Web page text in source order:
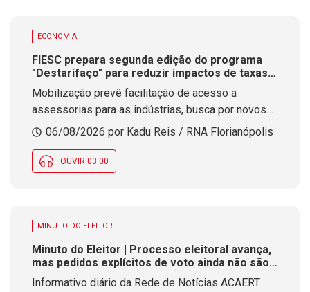
ECONOMIA
FIESC prepara segunda edição do programa
"Destarifaço" para reduzir impactos de taxas
dos EUA nas empresas de SC
Mobilização prevê facilitação de acesso a
assessorias para as indústrias, busca por novos
mercados, estímulo à diplomacia empresarial e
06/08/2026 por Kadu Reis / RNA Florianópolis
OUVIR 03:00
MINUTO DO ELEITOR
Minuto do Eleitor | Processo eleitoral avança,
mas pedidos explícitos de voto ainda não são
permitidos
Informativo diário da Rede de Notícias ACAERT